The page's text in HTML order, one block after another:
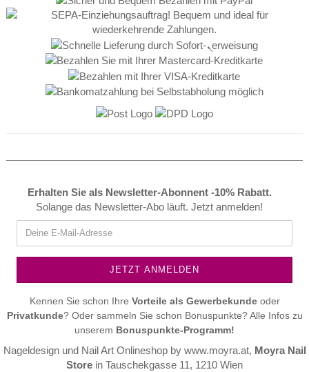
Erhalten Sie als Newsletter-Abonnent -10% Rabatt.
Solange das Newsletter-Abo läuft. Jetzt anmelden!
Kennen Sie schon Ihre Vorteile als Gewerbekundeoder
Privatkunde? Oder sammeln Sie schon Bonuspunkte? Alle Infos zu
unserem Bonuspunkte-Programm!
Nageldesign und Nail Art Onlineshop by www.moyra.at, Moyra Nail
Store in Tauschekgasse 11, 1210 Wien